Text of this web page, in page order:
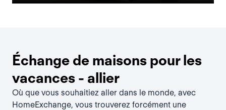
Échange de maisons pour les
vacances - allier
Où que vous souhaitiez aller dans le monde, avec
HomeExchange, vous trouverez forcément une